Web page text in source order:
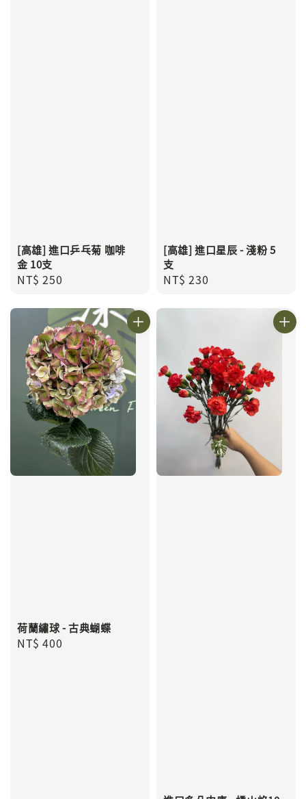
[高雄] 進口乒乓菊 咖啡
金 10支
Regular
NT$ 250
[高雄] 進口星辰 - 淺粉 5
支
Regular
NT$ 230
荷蘭繡球 - 古典蝴蝶
Regular
NT$ 400